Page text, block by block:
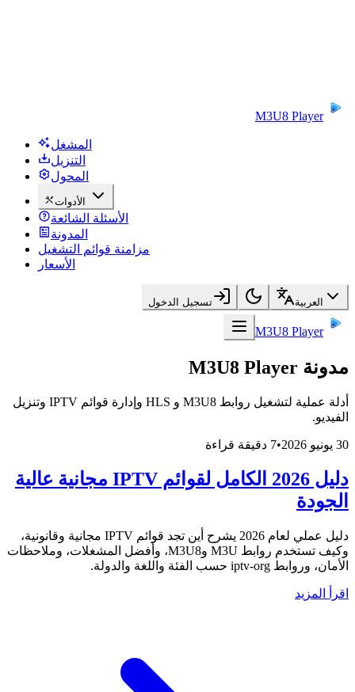
M3U8 Player
المشغل
التنزيل
المحول
الأدوات
الأسئلة الشائعة
المدونة
مزامنة قوائم التشغيل
الأسعار
العربية تسجيل الدخول
M3U8 Player
مدونة M3U8 Player
أدلة عملية لتشغيل روابط M3U8 و HLS وإدارة قوائم IPTV وتنزيل
الفيديو.
30 يونيو 2026 •7 دقيقة قراءة
دليل 2026 الكامل لقوائم IPTV مجانية عالية
الجودة
دليل عملي لعام 2026 يشرح أين تجد قوائم IPTV مجانية وقانونية،
وكيف تستخدم روابط M3U وM3U8، وأفضل المشغلات، وملاحظات
الأمان، وروابط iptv-org حسب الفئة واللغة والدولة.
اقرأ المزيد